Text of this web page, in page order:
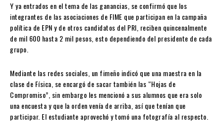
Y ya entrados en el tema de las ganancias, se confirmó que los
integrantes de las asociaciones de FIME que participan en la campaña
política de EPN y de otros candidatos del PRI, reciben quincenalmente
de mil 600 hasta 2 mil pesos, esto dependiendo del presidente de cada
grupo.
Mediante las redes sociales, un fimeño indicó que una maestra en la
clase de Física, se encargó de sacar también las “Hojas de
Compromiso”, sin embargo les mencionó a sus alumnos que era solo
una encuesta y que la orden venía de arriba, así que tenían que
participar. El estudiante aprovechó y tomó una fotografía al respecto.